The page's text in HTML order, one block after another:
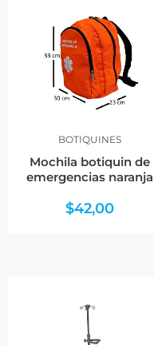
BOTIQUINES
Mochila botiquin de
emergencias naranja
$42,00